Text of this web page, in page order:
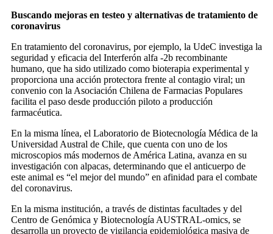
Buscando mejoras en testeo y alternativas de tratamiento de
coronavirus
En tratamiento del coronavirus, por ejemplo, la UdeC investiga la
seguridad y eficacia del Interferón alfa -2b recombinante
humano, que ha sido utilizado como bioterapia experimental y
proporciona una acción protectora frente al contagio viral; un
convenio con la Asociación Chilena de Farmacias Populares
facilita el paso desde producción piloto a producción
farmacéutica.
En la misma línea, el Laboratorio de Biotecnología Médica de la
Universidad Austral de Chile, que cuenta con uno de los
microscopios más modernos de América Latina, avanza en su
investigación con alpacas, determinando que el anticuerpo de
este animal es “el mejor del mundo” en afinidad para el combate
del coronavirus.
En la misma institución, a través de distintas facultades y del
Centro de Genómica y Biotecnología AUSTRAL-omics, se
desarrolla un proyecto de vigilancia epidemiológica masiva de